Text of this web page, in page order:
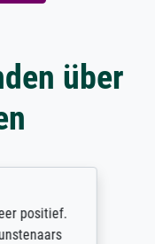
über
positief.